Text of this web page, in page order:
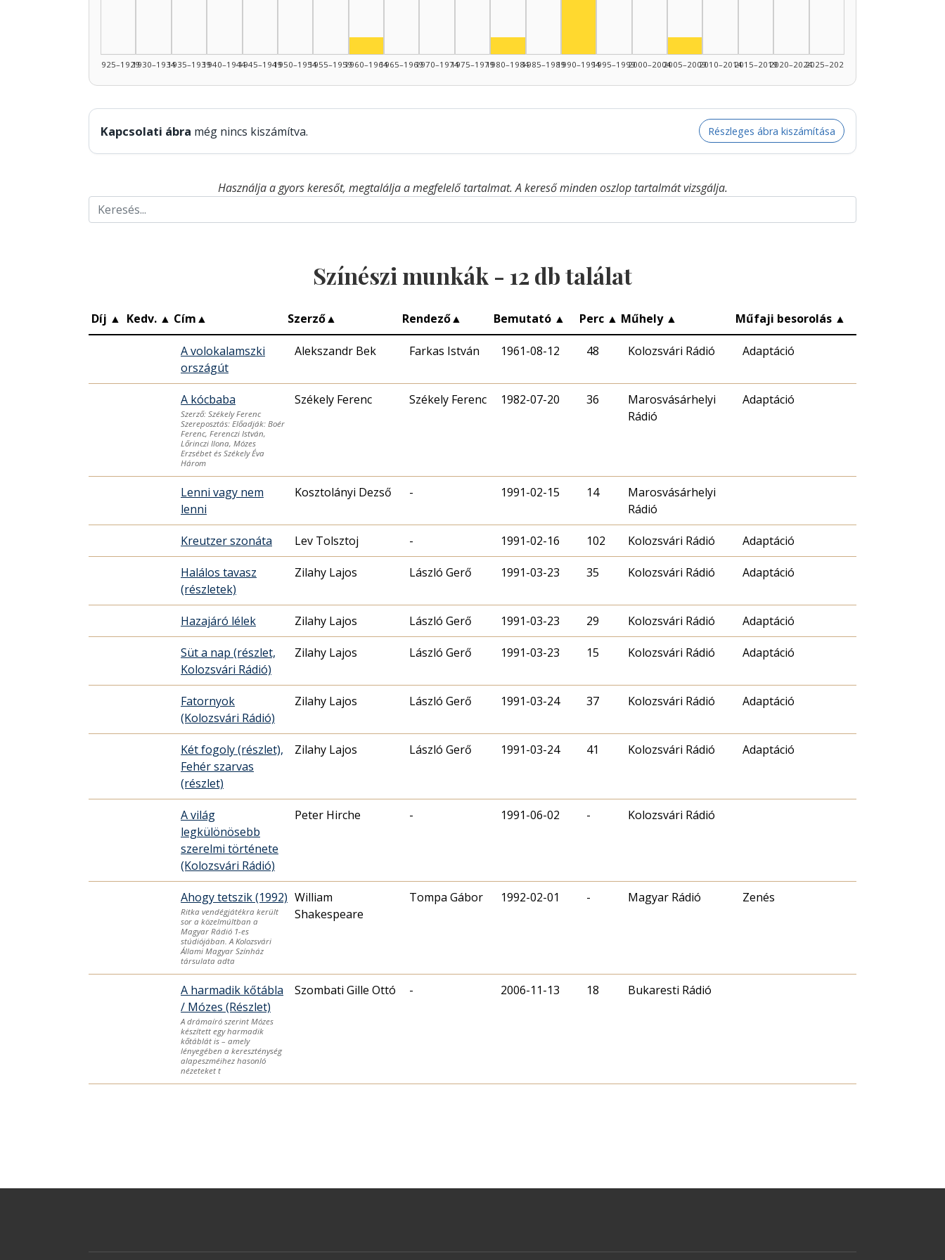
1925–19291930–19341935–19391940–19441945–19491950–19541955–1959
Színész, 1960–1964: 1
1960–19641965–19691970–19741975–1979
Színész, 1980–1984: 1
1980–19841985–19891990–19941995–19992000–2004
Színész, 2005–2009: 1
2005–20092010–20142015–20192020–20242025–2026
Kapcsolati ábra még nincs kiszámítva. Részleges ábra kiszámítása
Használja a gyors keresőt, megtalálja a megfelelő tartalmat. A kereső minden oszlop tartalmát vizsgálja.
Színészi munkák - 12 db találat
Díj ▲ Kedv. ▲ Cím▲ Szerző▲ Rendező▲ Bemutató ▲ Perc ▲ Műhely ▲ Műfaji besorolás ▲
A volokalamszki
országút
Alekszandr Bek Farkas István 1961-08-12 48 Kolozsvári Rádió Adaptáció
A kócbaba
Szerző: Székely Ferenc
Szereposztás: Előadják: Boér
Ferenc, Ferenczi István,
Lőrinczi Ilona, Mózes
Erzsébet és Székely Éva
Három
Székely Ferenc Székely Ferenc 1982-07-20 36
Marosvásárhelyi
Rádió
Adaptáció
Lenni vagy nem
lenni
Kosztolányi Dezső - 1991-02-15 14
Marosvásárhelyi
Rádió
Kreutzer szonáta Lev Tolsztoj - 1991-02-16 102 Kolozsvári Rádió Adaptáció
Halálos tavasz
(részletek)
Zilahy Lajos László Gerő 1991-03-23 35 Kolozsvári Rádió Adaptáció
Hazajáró lélek Zilahy Lajos László Gerő 1991-03-23 29 Kolozsvári Rádió Adaptáció
Süt a nap (részlet,
Kolozsvári Rádió)
Zilahy Lajos László Gerő 1991-03-23 15 Kolozsvári Rádió Adaptáció
Fatornyok
(Kolozsvári Rádió)
Zilahy Lajos László Gerő 1991-03-24 37 Kolozsvári Rádió Adaptáció
Két fogoly (részlet),
Fehér szarvas
(részlet)
Zilahy Lajos László Gerő 1991-03-24 41 Kolozsvári Rádió Adaptáció
A világ
legkülönösebb
szerelmi története
(Kolozsvári Rádió)
Peter Hirche - 1991-06-02 - Kolozsvári Rádió
Ahogy tetszik (1992)
Ritka vendégjátékra került
sor a közelmúltban a
Magyar Rádió 1-es
stúdiójában. A Kolozsvári
Állami Magyar Színház
társulata adta
William
Shakespeare
Tompa Gábor 1992-02-01 - Magyar Rádió Zenés
A harmadik kőtábla
/ Mózes (Részlet)
A drámaíró szerint Mózes
készített egy harmadik
kőtáblát is – amely
lényegében a kereszténység
alapeszméihez hasonló
nézeteket t
Szombati Gille Ottó - 2006-11-13 18 Bukaresti Rádió